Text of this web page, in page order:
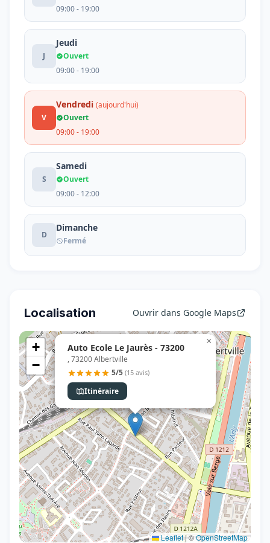
09:00 - 19:00
J
Jeudi
Ouvert
09:00 - 19:00
V
Vendredi (aujourd'hui)
Ouvert
09:00 - 19:00
S
Samedi
Ouvert
09:00 - 12:00
D
Dimanche
Fermé
Localisation Ouvrir dans Google Maps
Auto Ecole Le Jaurès - 73200
, 73200 Albertville
5/5 (15 avis)
Itinéraire
×
+
−
Leaflet|©OpenStreetMap